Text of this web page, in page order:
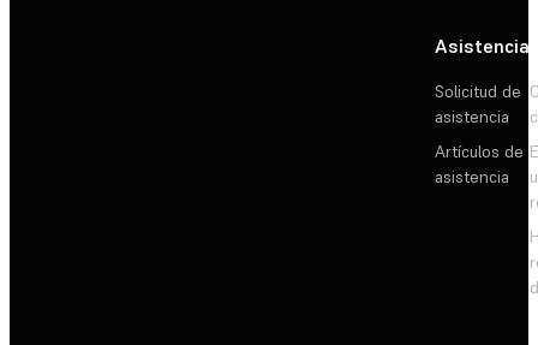
Asistencia
Solicitud de
asistencia
Artículos de
asistencia